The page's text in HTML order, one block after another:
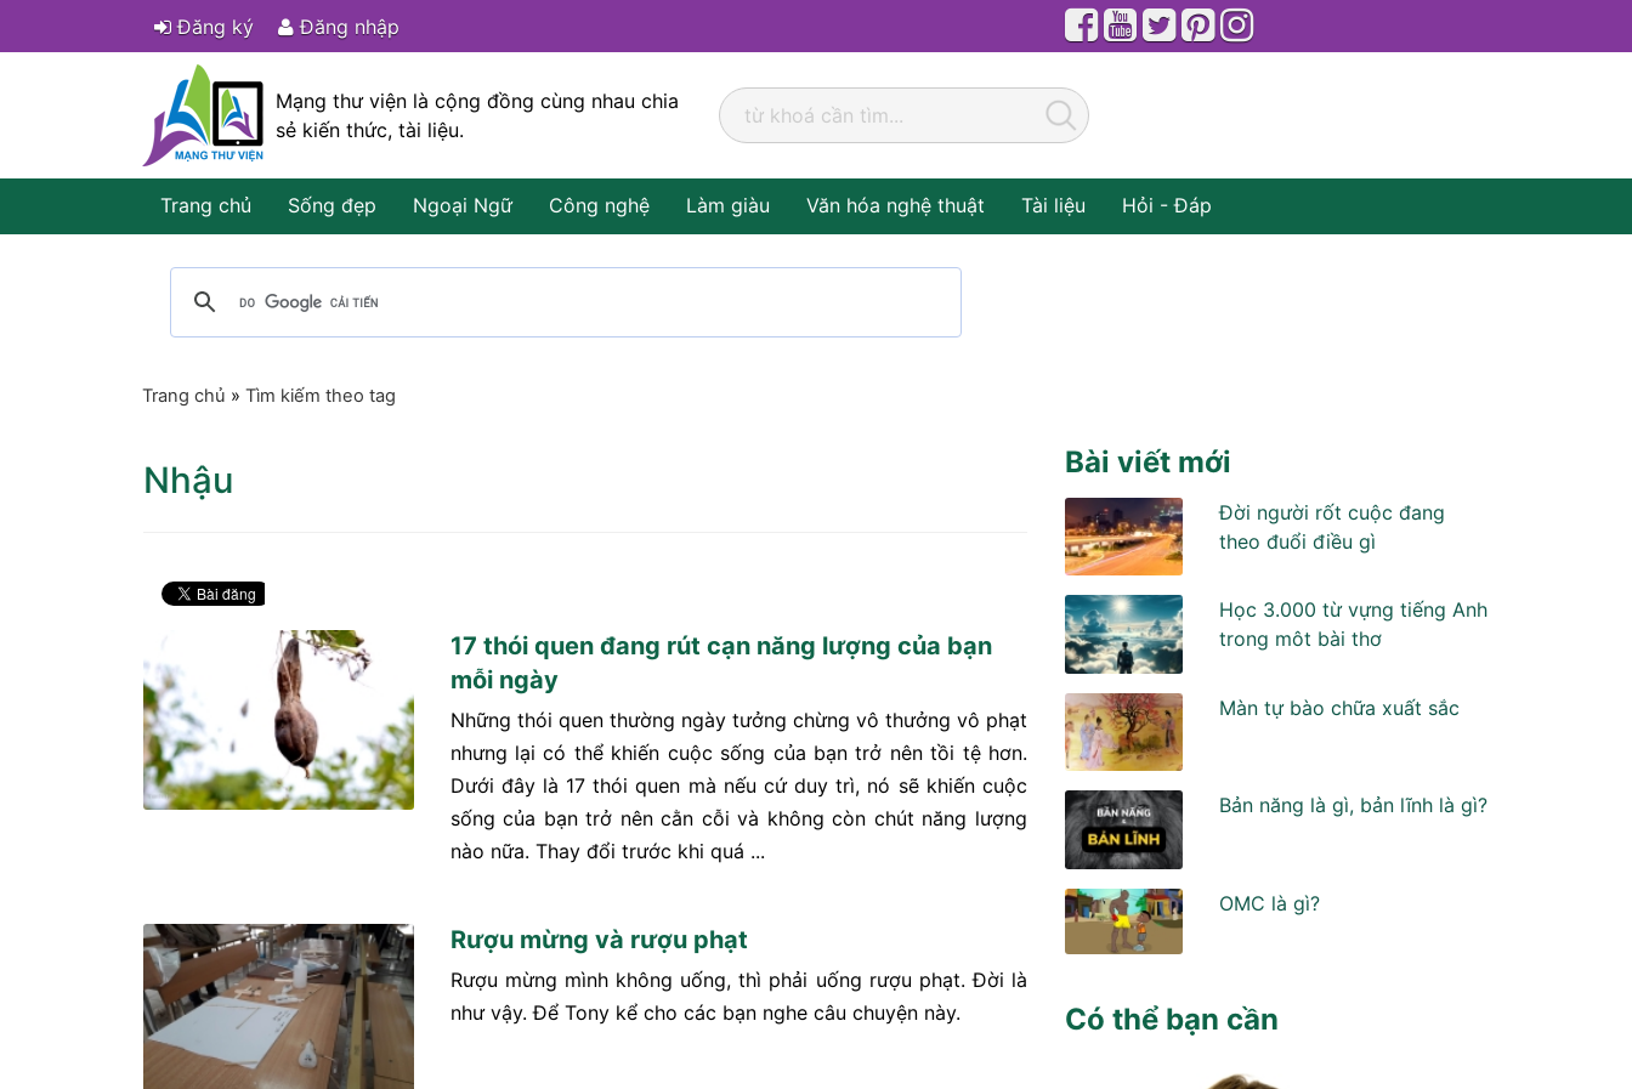
Đăng ký Đăng nhập
Mạng thư viện là cộng đồng cùng nhau chia
sẻ kiến thức, tài liệu.
Trang chủ Sống đẹp Ngoại Ngữ Công nghệ Làm giàu Văn hóa nghệ thuật Tài liệu Hỏi - Đáp
Trang chủ » Tìm kiếm theo tag
Nhậu
17 thói quen đang rút cạn năng lượng của bạn
mỗi ngày
Những thói quen thường ngày tưởng chừng vô thưởng vô phạt
nhưng lại có thể khiến cuộc sống của bạn trở nên tồi tệ hơn.
Dưới đây là 17 thói quen mà nếu cứ duy trì, nó sẽ khiến cuộc
sống của bạn trở nên cằn cỗi và không còn chút năng lượng
nào nữa. Thay đổi trước khi quá ...
Rượu mừng và rượu phạt
Rượu mừng mình không uống, thì phải uống rượu phạt. Đời là
như vậy. Để Tony kể cho các bạn nghe câu chuyện này.
Bài viết mới
Đời người rốt cuộc đang
theo đuổi điều gì
Học 3.000 từ vựng tiếng Anh
trong môt bài thơ
Màn tự bào chữa xuất sắc
Bản năng là gì, bản lĩnh là gì?
OMC là gì?
Có thể bạn cần